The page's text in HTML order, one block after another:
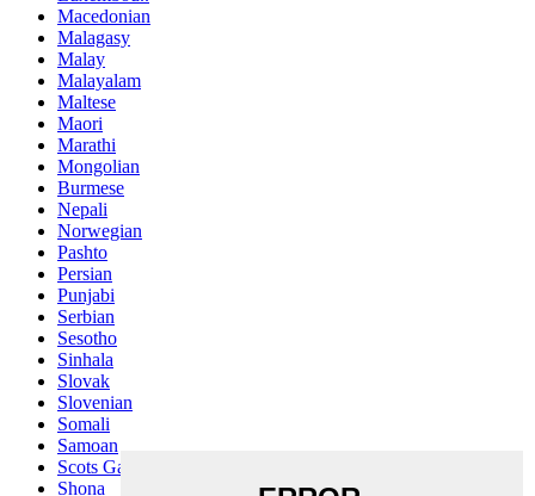
Macedonian
Malagasy
Malay
Malayalam
Maltese
Maori
Marathi
Mongolian
Burmese
Nepali
Norwegian
Pashto
Persian
Punjabi
Serbian
Sesotho
Sinhala
Slovak
Slovenian
Somali
Samoan
Scots Gaelic
Shona